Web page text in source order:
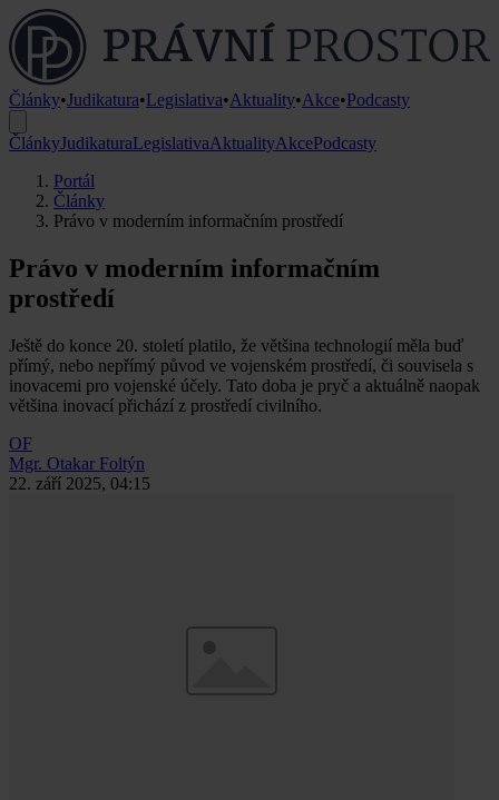
Články•Judikatura•Legislativa•Aktuality•Akce•Podcasty
ČlánkyJudikaturaLegislativaAktualityAkcePodcasty
Portál
Články
Právo v moderním informačním prostředí
Právo v moderním informačním
prostředí
Ještě do konce 20. století platilo, že většina technologií měla buď
přímý, nebo nepřímý původ ve vojenském prostředí, či souvisela s
inovacemi pro vojenské účely. Tato doba je pryč a aktuálně naopak
většina inovací přichází z prostředí civilního.
OF
Mgr. Otakar Foltýn
22. září 2025, 04:15